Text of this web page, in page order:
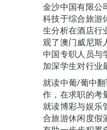
金沙中国有限公
科技于综合旅游
生分析在酒店行
观了澳门威尼斯
中国专职人员与
加深学生对行业
就读中葡/葡中
作，在求职的考
就读博彩与娱乐
合旅游休闲度假